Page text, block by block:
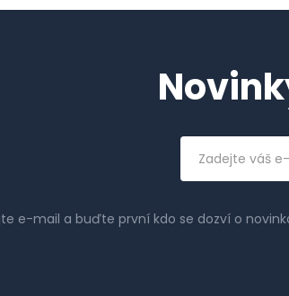
Emailová
adresa
e-mail a buďte první kdo se dozví o